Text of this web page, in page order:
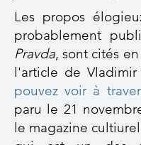
Les propos
probablement
Pravda, sont cités
l'article de Vladimir
pouvez voir à
paru le 21
le magazine cultiurel